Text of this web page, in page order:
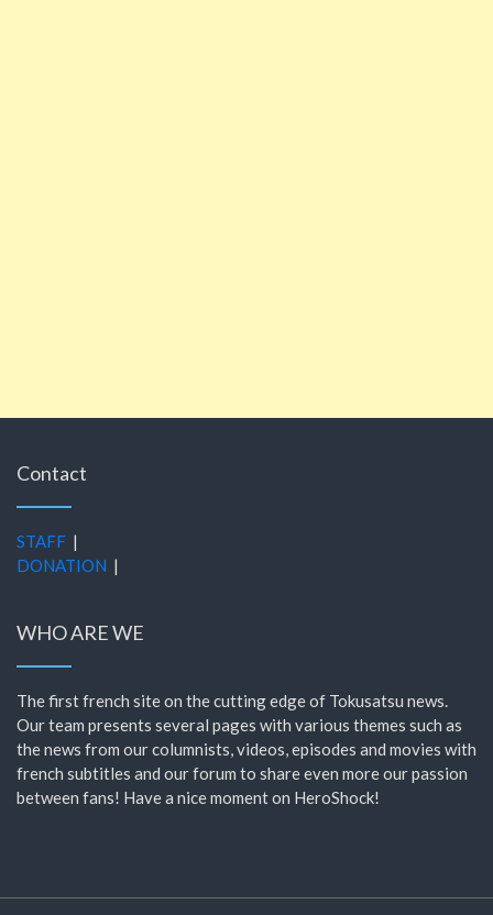
Contact
STAFF |
DONATION |
WHO ARE WE
The first french site on the cutting edge of Tokusatsu news.
Our team presents several pages with various themes such as
the news from our columnists, videos, episodes and movies with
french subtitles and our forum to share even more our passion
between fans! Have a nice moment on HeroShock!